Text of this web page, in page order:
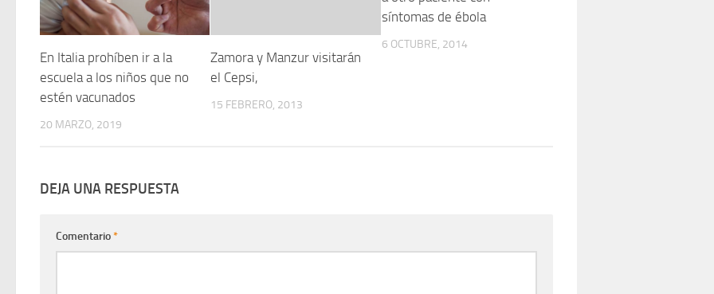
En Italia prohíben ir a la
escuela a los niños que no
estén vacunados
20 MARZO, 2019
Zamora y Manzur visitarán
el Cepsi,
15 FEBRERO, 2013
síntomas de ébola
6 OCTUBRE, 2014
DEJA UNA RESPUESTA
Comentario*